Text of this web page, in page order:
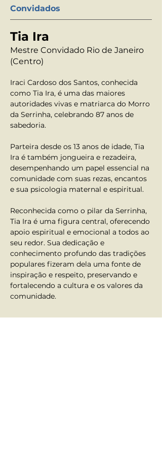
Convidados
Tia Ira
Mestre Convidado Rio de Janeiro
(Centro)
Iraci Cardoso dos Santos, conhecida
como Tia Ira, é uma das maiores
autoridades vivas e matriarca do Morro
da Serrinha, celebrando 87 anos de
sabedoria.
Parteira desde os 13 anos de idade, Tia
Ira é também jongueira e rezadeira,
desempenhando um papel essencial na
comunidade com suas rezas, encantos
e sua psicologia maternal e espiritual.
Reconhecida como o pilar da Serrinha,
Tia Ira é uma figura central, oferecendo
apoio espiritual e emocional a todos ao
seu redor. Sua dedicação e
conhecimento profundo das tradições
populares fizeram dela uma fonte de
inspiração e respeito, preservando e
fortalecendo a cultura e os valores da
comunidade.